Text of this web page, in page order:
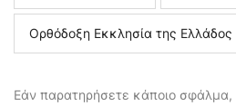
Ορθόδοξη Εκκλησία της Ελλάδος
Εάν παρατηρήσετε κάποιο σφάλμα,